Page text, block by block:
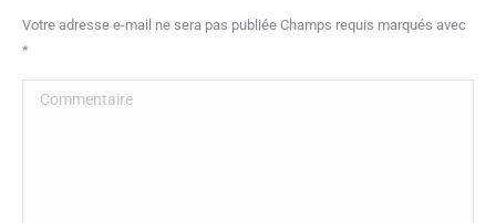
Votre adresse e-mail ne sera pas publiée Champs requis marqués avec
*
Commentaire